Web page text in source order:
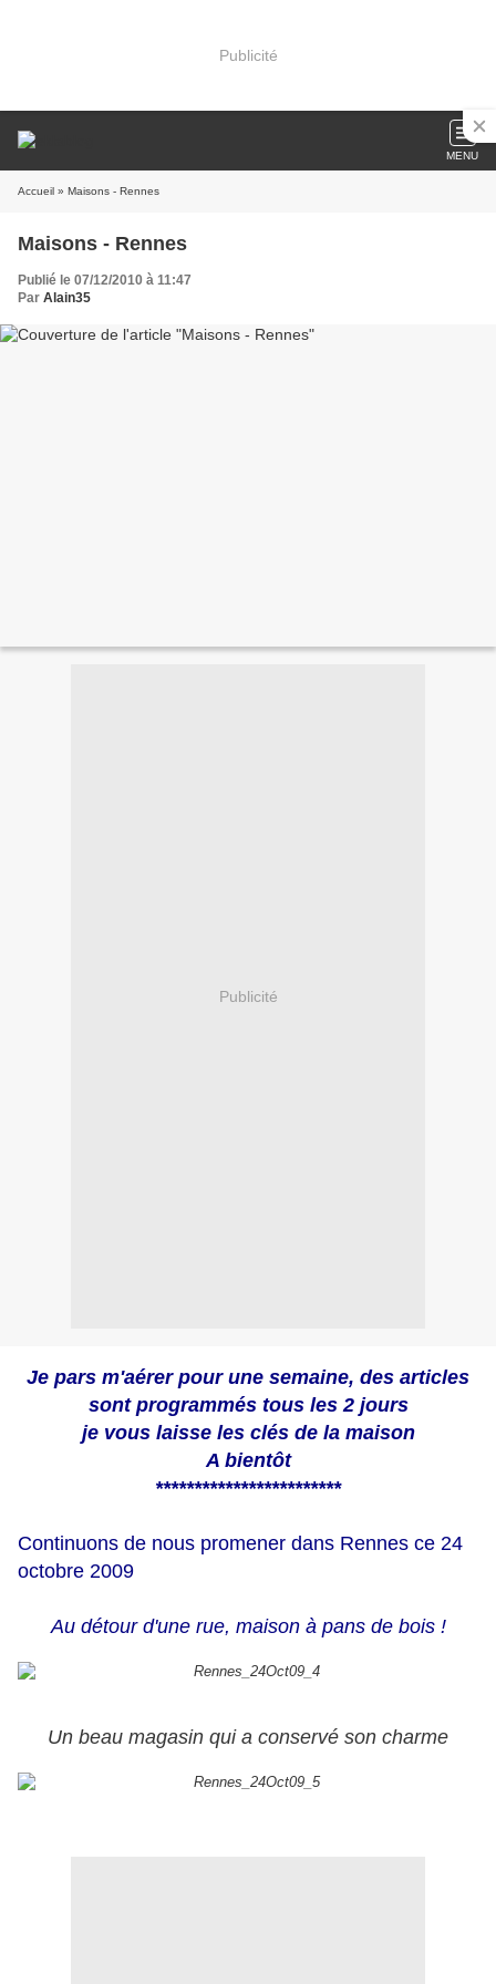
Publicité
MENU
Accueil » Maisons - Rennes
Maisons - Rennes
Publié le 07/12/2010 à 11:47
Par Alain35
Publicité
Je pars m'aérer pour une semaine, des articles
sont programmés tous les 2 jours
je vous laisse les clés de la maison
A bientôt
************************
Continuons de nous promener dans Rennes ce 24
octobre 2009
Au détour d'une rue, maison à pans de bois !
Un beau magasin qui a conservé son charme